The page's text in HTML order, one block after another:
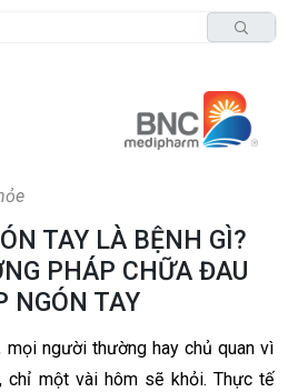
TAY LÀ BỆNH GÌ?
PHÁP CHỮA ĐAU
NGÓN TAY
mọi người thường hay chủ quan vì
chỉ một vài hôm sẽ khỏi. Thực tế